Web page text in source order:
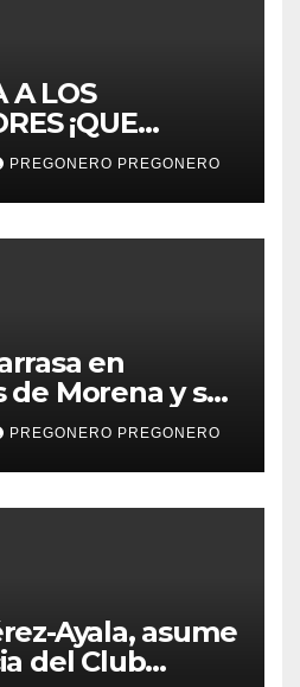
A LOS
¡QUE
PREGONERO PREGONERO
en
Morena y se
gubernatura
en 2027
PREGONERO PREGONERO
Ayala, asume
del Club